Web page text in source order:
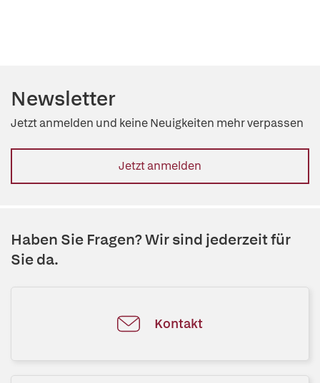
Newsletter
Jetzt anmelden und keine Neuigkeiten mehr verpassen
Jetzt anmelden
Haben Sie Fragen? Wir sind jederzeit für
Sie da.
Kontakt